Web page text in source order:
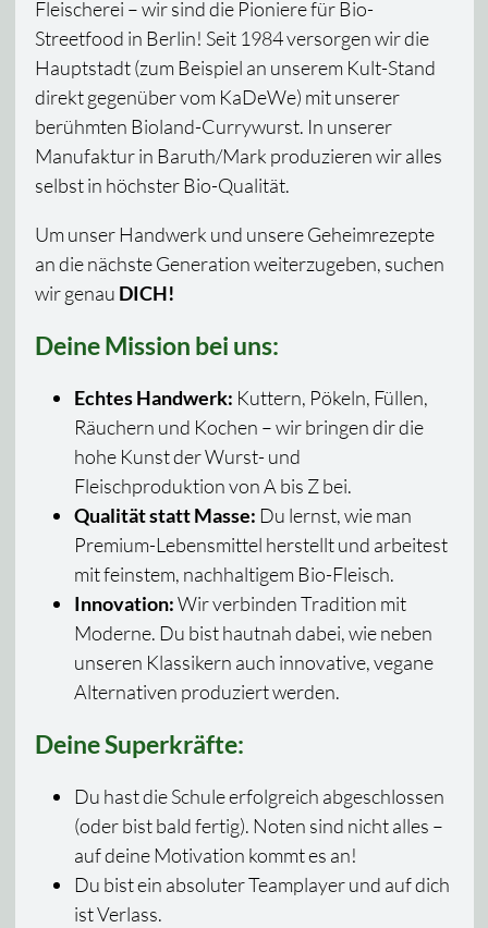
Fleischerei – wir sind die Pioniere für Bio-
Streetfood in Berlin! Seit 1984 versorgen wir die
Hauptstadt (zum Beispiel an unserem Kult-Stand
direkt gegenüber vom KaDeWe) mit unserer
berühmten Bioland-Currywurst. In unserer
Manufaktur in Baruth/Mark produzieren wir alles
selbst in höchster Bio-Qualität.
Um unser Handwerk und unsere Geheimrezepte
an die nächste Generation weiterzugeben, suchen
wir genau DICH!
Deine Mission bei uns:
Echtes Handwerk: Kuttern, Pökeln, Füllen,
Räuchern und Kochen – wir bringen dir die
hohe Kunst der Wurst- und
Fleischproduktion von A bis Z bei.
Qualität statt Masse: Du lernst, wie man
Premium-Lebensmittel herstellt und arbeitest
mit feinstem, nachhaltigem Bio-Fleisch.
Innovation:Wir verbinden Tradition mit
Moderne. Du bist hautnah dabei, wie neben
unseren Klassikern auch innovative, vegane
Alternativen produziert werden.
Deine Superkräfte:
Du hast die Schule erfolgreich abgeschlossen
(oder bist bald fertig). Noten sind nicht alles –
auf deine Motivation kommt es an!
Du bist ein absoluter Teamplayer und auf dich
ist Verlass.